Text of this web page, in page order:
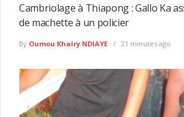
Cambriolage à Thiapong : Gallo Ka
de machette à un policier
By Oumou Khaïry NDIAYE 21 minutes ago